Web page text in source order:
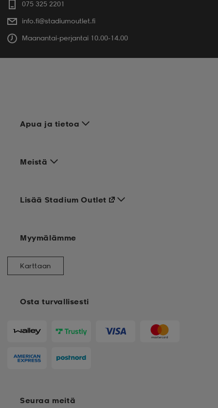
075 325 2201
info.fi@stadiumoutlet.fi
Maanantai-perjantai 10.00-14.00
Apua ja tietoa
Meistä
Osta turvallisesti
Lisää Stadium Outlet
Myymälämme
Karttaan
Seuraa meitä